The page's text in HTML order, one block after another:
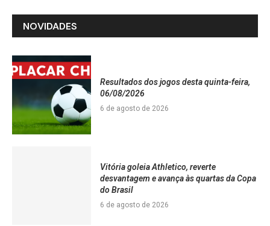
NOVIDADES
Resultados dos jogos desta quinta-feira,
06/08/2026
6 de agosto de 2026
Vitória goleia Athletico, reverte
desvantagem e avança às quartas da Copa
do Brasil
6 de agosto de 2026